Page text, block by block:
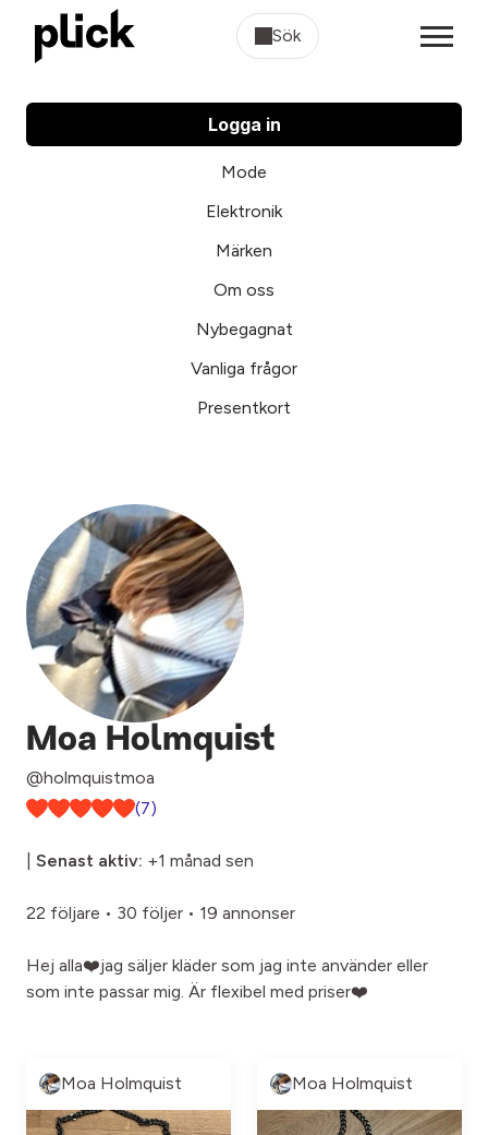
Sök
Logga in
Mode
Elektronik
Märken
Om oss
Nybegagnat
Vanliga frågor
Presentkort
Moa Holmquist
@holmquistmoa
(7)
Senast aktiv: +1 månad sen
22 följare • 30 följer • 19 annonser
Hej alla❤️jag säljer kläder som jag inte använder eller
som inte passar mig. Är flexibel med priser❤️
Moa Holmquist Moa Holmquist